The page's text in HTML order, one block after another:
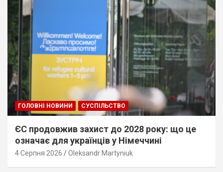
ГОЛОВНІ НОВИНИ СУСПІЛЬСТВО
ЄС продовжив захист до 2028 року: що це
означає для українців у Німеччині
4 Серпня 2026 Oleksandr Martyniuk